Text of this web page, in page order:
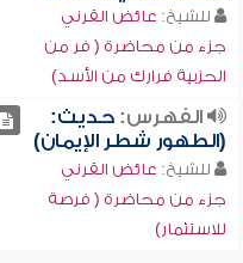
للشيخ: عائض القرني
جزء من محاضرة ( فر من
الحزبية فرارك من الأسد)
الفهرس:حديث:
(الطهور شطر الإيمان)
للشيخ: عائض القرني
جزء من محاضرة ( فرصة
للاستثمار)